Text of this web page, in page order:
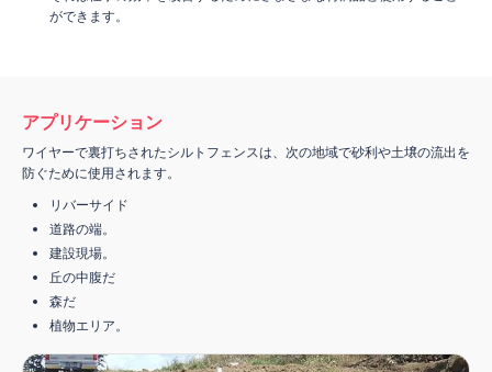
ができます。
アプリケーション
ワイヤーで裏打ちされたシルトフェンスは、次の地域で砂利や土壌の流出を
防ぐために使用されます。
リバーサイド
道路の端。
建設現場。
丘の中腹だ
森だ
植物エリア。